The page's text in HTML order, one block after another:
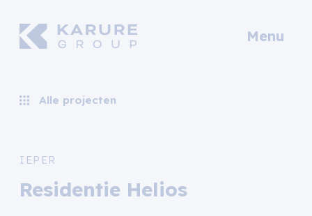
Menu
Alle projecten
IEPER
Residentie Helios